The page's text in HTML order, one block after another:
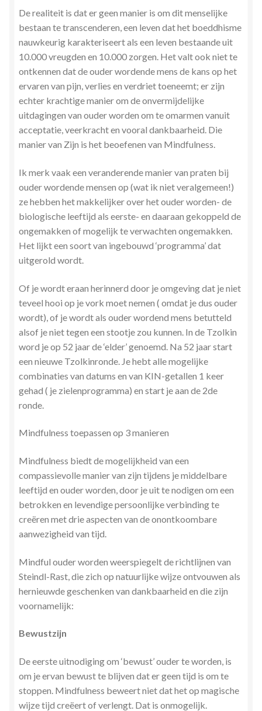
De realiteit is dat er geen manier is om dit menselijke
bestaan te transcenderen, een leven dat het boeddhisme
nauwkeurig karakteriseert als een leven bestaande uit
10.000 vreugden en 10.000 zorgen. Het valt ook niet te
ontkennen dat de ouder wordende mens de kans op het
ervaren van pijn, verlies en verdriet toeneemt; er zijn
echter krachtige manier om de onvermijdelijke
uitdagingen van ouder worden om te omarmen vanuit
acceptatie, veerkracht en vooral dankbaarheid. Die
manier van Zijn is het beoefenen van Mindfulness.
Ik merk vaak een veranderende manier van praten bij
ouder wordende mensen op (wat ik niet veralgemeen!)
ze hebben het makkelijker over het ouder worden- de
biologische leeftijd als eerste- en daaraan gekoppeld de
ongemakken of mogelijk te verwachten ongemakken.
Het lijkt een soort van ingebouwd ‘programma’ dat
uitgerold wordt.
Of je wordt eraan herinnerd door je omgeving dat je niet
teveel hooi op je vork moet nemen ( omdat je dus ouder
wordt), of je wordt als ouder wordend mens betutteld
alsof je niet tegen een stootje zou kunnen. In de Tzolkin
word je op 52 jaar de ‘elder’ genoemd. Na 52 jaar start
een nieuwe Tzolkinronde. Je hebt alle mogelijke
combinaties van datums en van KIN-getallen 1 keer
gehad ( je zielenprogramma) en start je aan de 2de
ronde.
Mindfulness toepassen op 3 manieren
Mindfulness biedt de mogelijkheid van een
compassievolle manier van zijn tijdens je middelbare
leeftijd en ouder worden, door je uit te nodigen om een
betrokken en levendige persoonlijke verbinding te
creëren met drie aspecten van de onontkoombare
aanwezigheid van tijd.
Mindful ouder worden weerspiegelt de richtlijnen van
Steindl-Rast, die zich op natuurlijke wijze ontvouwen als
hernieuwde geschenken van dankbaarheid en die zijn
voornamelijk:
Bewustzijn
De eerste uitnodiging om ‘bewust’ ouder te worden, is
om je ervan bewust te blijven dat er geen tijd is om te
stoppen. Mindfulness beweert niet dat het op magische
wijze tijd creëert of verlengt. Dat is onmogelijk.